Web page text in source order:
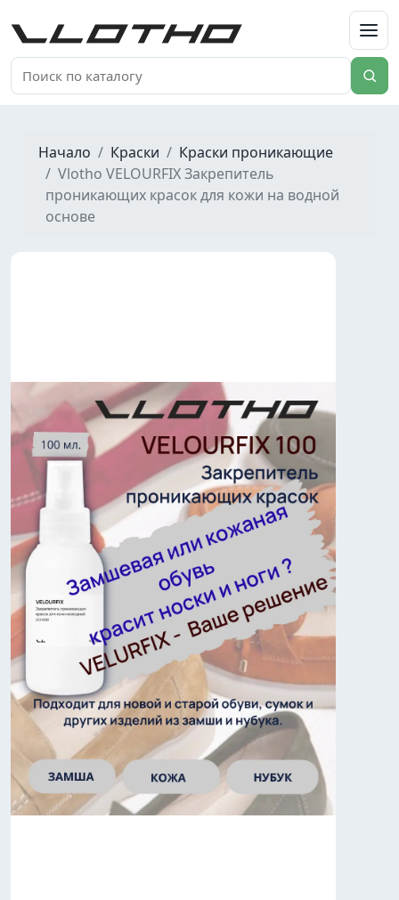
VLOTHO
Начало Краски
Краски проникающие
Vlotho VELOURFIX Закрепитель
проникающих красок для кожи на водной
основе